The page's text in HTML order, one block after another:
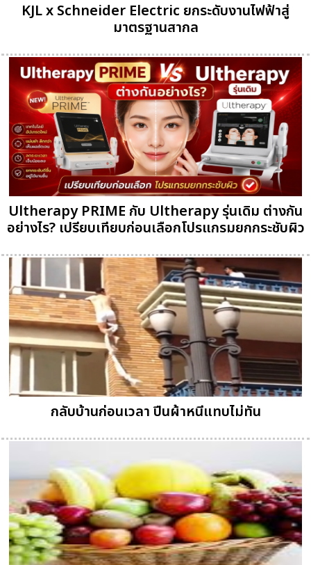
KJL x Schneider Electric ยกระดับงานไฟฟ้าสู่
มาตรฐานสากล
Ultherapy PRIME กับ Ultherapy รุ่นเดิม ต่างกัน
อย่างไร? เปรียบเทียบก่อนเลือกโปรแกรมยกกระชับผิว
กลับบ้านก่อนเวลา ปีนผ้าหนีแทบไม่ทัน